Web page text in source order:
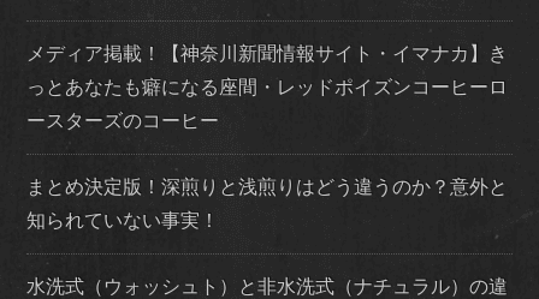
メディア掲載！【神奈川新聞情報サイト・イマナカ】き
っとあなたも癖になる座間・レッドポイズンコーヒーロ
ースターズのコーヒー
まとめ決定版！深煎りと浅煎りはどう違うのか？意外と
知られていない事実！
水洗式（ウォッシュト）と非水洗式（ナチュラル）の違